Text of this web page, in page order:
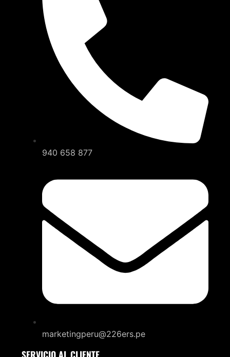
940 658 877
marketingperu@226ers.pe